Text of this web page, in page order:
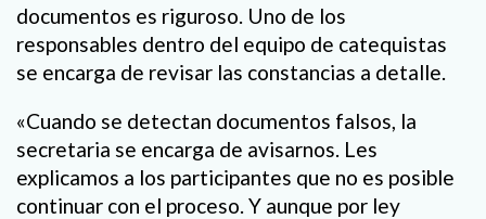
documentos es riguroso. Uno de los
responsables dentro del equipo de catequistas
se encarga de revisar las constancias a detalle.
«Cuando se detectan documentos falsos, la
secretaria se encarga de avisarnos. Les
explicamos a los participantes que no es posible
continuar con el proceso. Y aunque por ley